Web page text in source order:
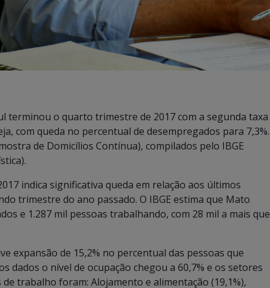
terminou o quarto trimestre de 2017 com a segunda taxa
com queda no percentual de desempregados para 7,3%.
de Domicílios Contínua), compilados pelo IBGE
indica significativa queda em relação aos últimos
trimestre do ano passado. O IBGE estima que Mato
e 1.287 mil pessoas trabalhando, com 28 mil a mais que
expansão de 15,2% no percentual das pessoas que
o nível de ocupação chegou a 60,7% e os setores
trabalho foram: Alojamento e alimentação (19,1%),